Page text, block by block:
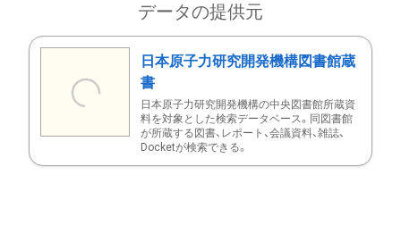
データの提供元
日本原子力研究開発機構図書館蔵
書
日本原子力研究開発機構の中央図書館所蔵資
料を対象とした検索データベース。同図書館
が所蔵する図書、レポート、会議資料、雑誌、
Docketが検索できる。